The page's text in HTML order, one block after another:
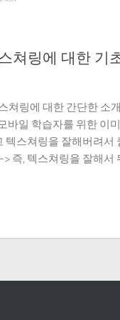
쳐링에 대한 기
쳐링에 대한 간단한 소
바일 학습자를 위한 이
스쳐링을 잘해버려서
즉, 텍스쳐링을 잘해서